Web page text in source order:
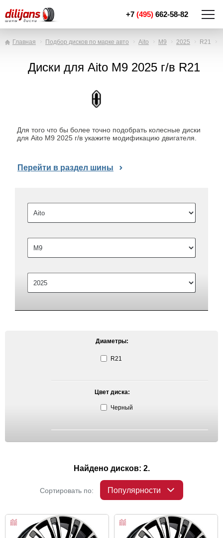
+7 (495) 662-58-82
Главная Подбор дисков по марке авто Aito M9 2025 R21
Диски для Aito M9 2025 г/в R21
Для того что бы более точно подобрать колесные диски
для Aito M9 2025 г/в укажите модификацию двигателя.
Перейти в раздел шины
Диаметры:
R21
Цвет диска:
Черный
Найдено дисков: 2.
Сортировать по: Популярности